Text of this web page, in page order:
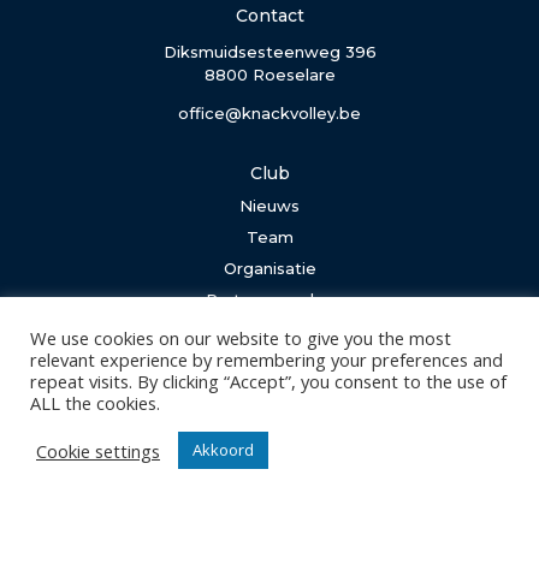
Contact
Diksmuidsesteenweg 396
8800 Roeselare
office@knackvolley.be
Club
Nieuws
Team
Organisatie
Partner worden
Wedstrijden
Tickets
Algemeen
We use cookies on our website to give you the most
relevant experience by remembering your preferences and
repeat visits. By clicking “Accept”, you consent to the use of
ALL the cookies.
Cookie settings
Akkoord